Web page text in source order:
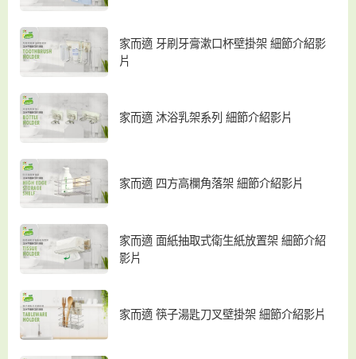
家而適 牙刷牙膏漱口杯壁掛架 細節介紹影
片
家而適 沐浴乳架系列 細節介紹影片
家而適 四方高欄角落架 細節介紹影片
家而適 面紙抽取式衛生紙放置架 細節介紹
影片
家而適 筷子湯匙刀叉壁掛架 細節介紹影片